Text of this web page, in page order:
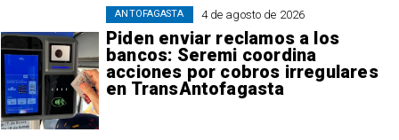
4 de agosto de 2026
Piden enviar reclamos a los
bancos: Seremi coordina
acciones por cobros irregulares
en TransAntofagasta
ANTOFAGASTA